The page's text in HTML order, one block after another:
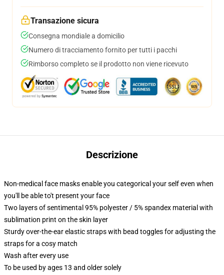
Transazione sicura
Consegna mondiale a domicilio
Numero di tracciamento fornito per tutti i pacchi
Rimborso completo se il prodotto non viene ricevuto
Descrizione
Non-medical face masks enable you categorical your self even when
you'll be able to't present your face
Two layers of sentimental 95% polyester / 5% spandex material with
sublimation print on the skin layer
Sturdy over-the-ear elastic straps with bead toggles for adjusting the
straps for a cosy match
Wash after every use
To be used by ages 13 and older solely